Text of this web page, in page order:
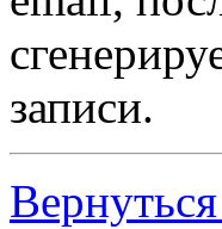
записи.